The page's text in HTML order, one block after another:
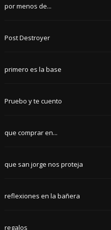
por menos de...
Post Destroyer
primero es la base
Pruebo y te cuento
que comprar en...
que san jorge nos proteja
reflexiones en la bañera
regalos